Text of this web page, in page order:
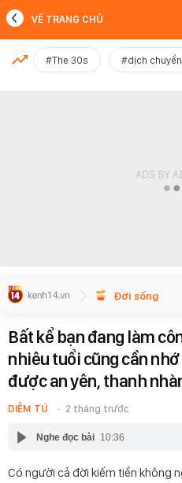
MỚI NHẤT
VỀ TRANG CHỦ
#The 30s #dịch
Đời sống
Bất kể bạn đang làm
nhiêu tuổi cũng cần
được an yên, thanh
DIỄM TÚ 2 tháng trước
Nghe đọc bài 10:36
Có người cả đời kiếm tiền không